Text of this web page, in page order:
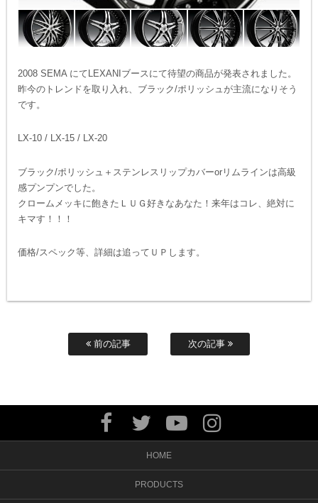
2008 SEMA にてLEXANIブースにて待望の商品が発表されました。
昨今のトレンドを取り入れ、ブラック/ポリッシュが主流になりそう
です。
LX-10 / LX-15 / LX-20
ブラック/ポリッシュ＋ステンレスリップカバーorリムラインは高級
感プンプンでした。
クロームメッキに飽きたＬＵＧ好きなあなた！来年はコレ、絶対に
キマす！！！
価格/スペック等、詳細は追ってＵＰします。
前の記事 次の記事
HOME
PRODUCTS